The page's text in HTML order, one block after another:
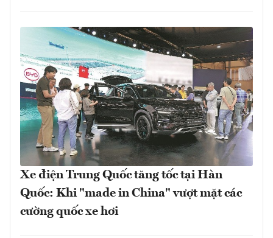
Xe điện Trung Quốc tăng tốc tại Hàn
Quốc: Khi "made in China" vượt mặt các
cường quốc xe hơi